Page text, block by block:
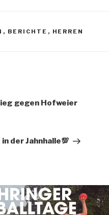
, BERICHTE , HERREN
gegen Hofweier
der Jahnhalle💯